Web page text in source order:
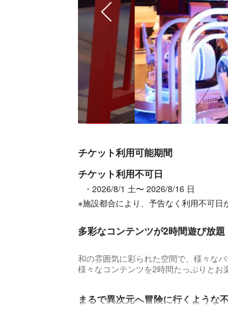
チケット利用可能期間
チケット利用不可日
2026/8/1 土〜 2026/8/16 日
※施設都合により、予告なく利用不可日
多彩なコンテンツが2時間遊び放題
和の雰囲気に彩られた空間で、様々な
様々なコンテンツを2時間たっぷりとお
まるで異次元へ冒険に行くような